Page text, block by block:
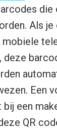
die
Als
Een
een
QR